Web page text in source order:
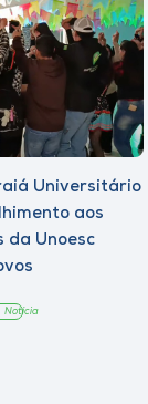
Universitário
aos
da Unoesc
Notícia